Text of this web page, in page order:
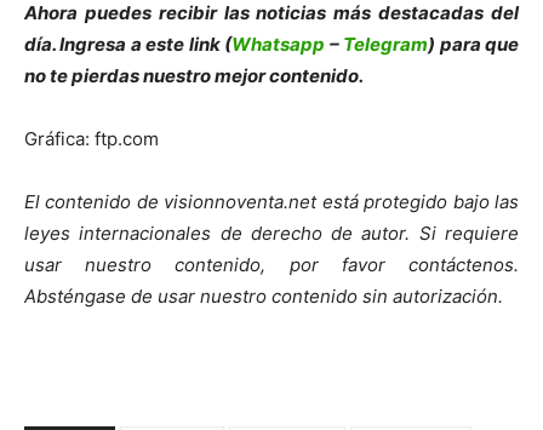
Ahora puedes recibir las noticias más destacadas del
día. Ingresa a este link (Whatsapp – Telegram) para que
no te pierdas nuestro mejor contenido.
Gráfica: ftp.com
El contenido de visionnoventa.net está protegido bajo las
leyes internacionales de derecho de autor. Si requiere
usar nuestro contenido, por favor contáctenos.
Absténgase de usar nuestro contenido sin autorización.